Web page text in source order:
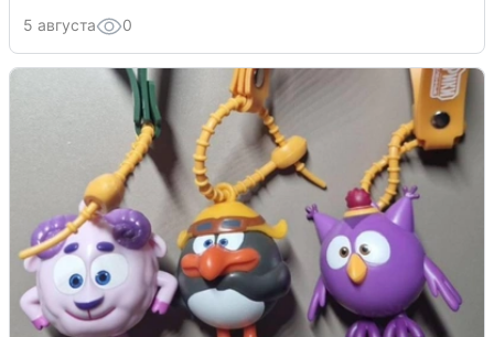
5 августа 0